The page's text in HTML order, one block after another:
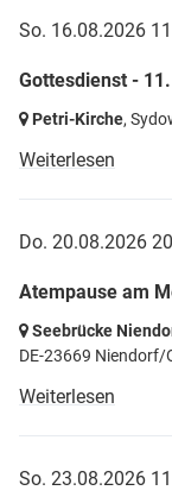
So. 16.08.2026
Gottesdienst -
Petri-Kirche,
Weiterlesen
Do. 20.08.2026
Atempause am
Seebrücke
DE-23669 Niendorf/
Weiterlesen
So. 23.08.2026